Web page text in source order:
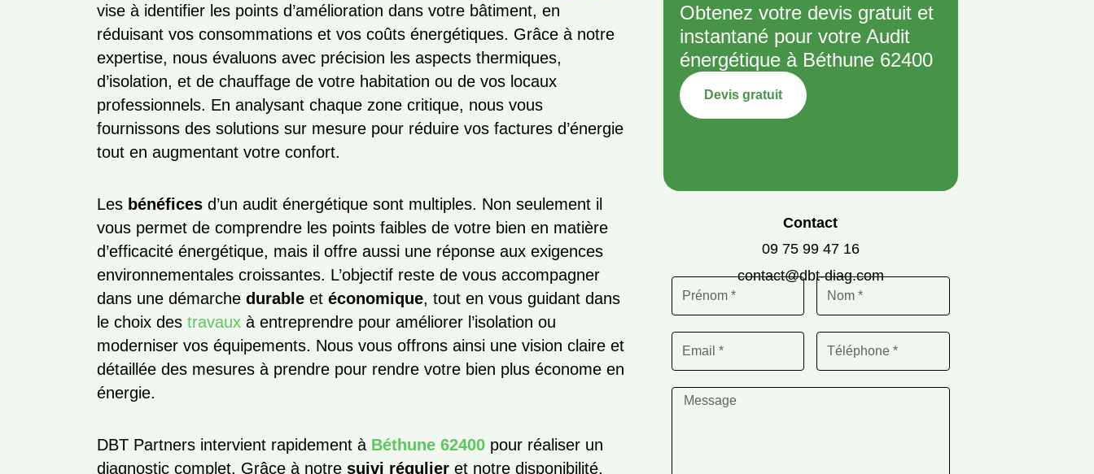
vise à identifier les points d’amélioration dans votre bâtiment, en
réduisant vos consommations et vos coûts énergétiques. Grâce à notre
expertise, nous évaluons avec précision les aspects thermiques,
d’isolation, et de chauffage de votre habitation ou de vos locaux
professionnels. En analysant chaque zone critique, nous vous
fournissons des solutions sur mesure pour réduire vos factures d’énergie
tout en augmentant votre confort.
Les bénéfices d’un audit énergétique sont multiples. Non seulement il
vous permet de comprendre les points faibles de votre bien en matière
d’efficacité énergétique, mais il offre aussi une réponse aux exigences
environnementales croissantes. L’objectif reste de vous accompagner
dans une démarchedurable etéconomique, tout en vous guidant dans
le choix destravaux à entreprendre pour améliorer l’isolation ou
moderniser vos équipements. Nous vous offrons ainsi une vision claire et
détaillée des mesures à prendre pour rendre votre bien plus économe en
énergie.
DBT Partners intervient rapidement à Béthune 62400 pour réaliser un
diagnostic complet. Grâce à notresuivi régulier et notre disponibilité,
Obtenez votre devis gratuit et
instantané pour votre Audit
énergétique à Béthune 62400
Devis gratuit
Contact
09 75 99 47 16
contact@dbt-diag.com